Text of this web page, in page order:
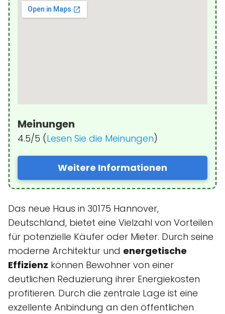
Meinungen
4.5/5 (Lesen Sie die Meinungen)
Weitere Informationen
Das neue Haus in 30175 Hannover,
Deutschland, bietet eine Vielzahl von Vorteilen
für potenzielle Käufer oder Mieter. Durch seine
moderne Architektur und energetische
Effizienz können Bewohner von einer
deutlichen Reduzierung ihrer Energiekosten
profitieren. Durch die zentrale Lage ist eine
exzellente Anbindung an den öffentlichen